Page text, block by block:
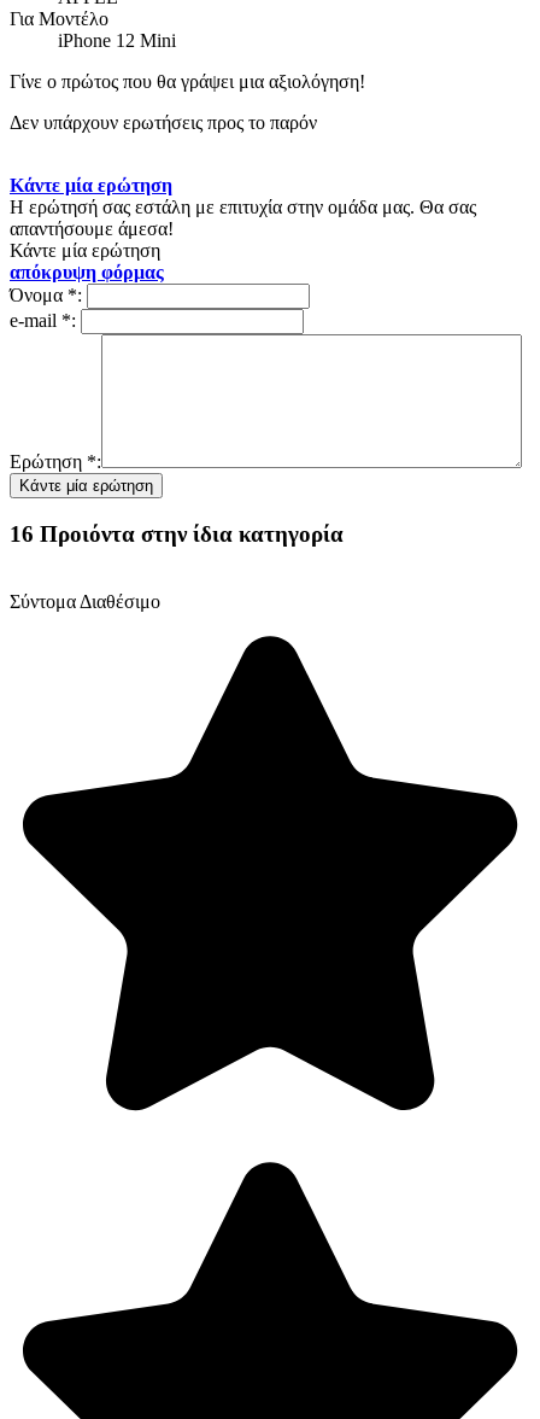
Για Μοντέλο
iPhone 12 Mini
Γίνε ο πρώτος που θα γράψει μια αξιολόγηση!
Δεν υπάρχουν ερωτήσεις προς το παρόν
Κάντε μία ερώτηση
Η ερώτησή σας εστάλη με επιτυχία στην ομάδα μας. Θα σας
απαντήσουμε άμεσα!
Κάντε μία ερώτηση
απόκρυψη φόρμας
Όνομα *:
e-mail *:
Ερώτηση *:
16 Προιόντα στην ίδια κατηγορία
Σύντομα Διαθέσιμο